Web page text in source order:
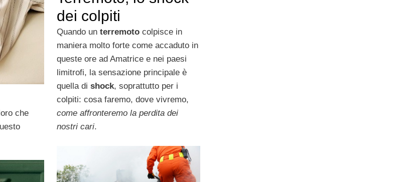
che
dei colpiti
Quando un terremotocolpisce in
maniera molto forte come accaduto in
queste ore ad Amatrice e nei paesi
limitrofi, la sensazione principale è
quella di shock, soprattutto per i
colpiti: cosa faremo, dove vivremo,
come affronteremo la perdita dei
nostri cari.